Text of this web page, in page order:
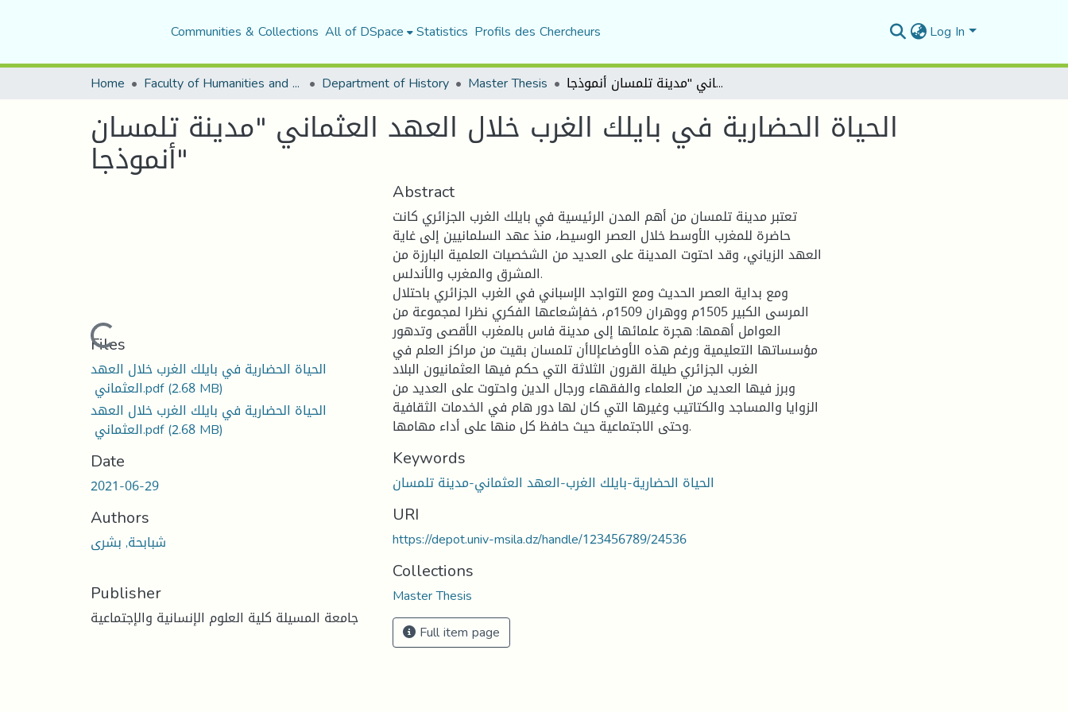
Communities & Collections All of DSpace Statistics Profils des Chercheurs Log In
Home Faculty of Humanities and Social Sciences Department of History Master Thesis الحياة الحضارية في بايلك الغرب خلال العهد العثماني "مدينة تلمسان أنموذجا"
الحياة الحضارية في بايلك الغرب خلال العهد العثماني "مدينة تلمسان
أنموذجا"
Loading...
Files
الحياة الحضارية في بايلك الغرب خلال العهد
العثماني ‏.pdf(2.68 MB)
الحياة الحضارية في بايلك الغرب خلال العهد
العثماني ‏.pdf(2.68 MB)
Date
2021-06-29
Authors
شبابحة, بشرى
Publisher
جامعة المسيلة كلية العلوم الإنسانية والإجتماعية
Abstract
تعتبر مدينة تلمسان من أهم المدن الرئيسية في بايلك الغرب الجزائري كانت
حاضرة للمغرب الأوسط خلال العصر الوسيط، منذ عهد السلمانيين إلى غاية
العهد الزياني، وقد احتوت المدينة على العديد من الشخصيات العلمية البارزة من
المشرق والمغرب والأندلس.
ومع بداية العصر الحديث ومع التواجد الإسباني في الغرب الجزائري باحتلال
المرسى الكبير 1505م ووهران 1509م، خفإشعاعها الفكري نظرا لمجموعة من
العوامل أهمها: هجرة علمائها إلى مدينة فاس بالمغرب الأقصى وتدهور
مؤسساتها التعليمية ورغم هذه الأوضاعإلاأن تلمسان بقيت من مراكز العلم في
الغرب الجزائري طيلة القرون الثلاثة التي حكم فيها العثمانيون البلاد
وبرز فيها العديد من العلماء والفقهاء ورجال الدين واحتوت على العديد من
الزوايا والمساجد والكتاتيب وغيرها التي كان لها دور هام في الخدمات الثقافية
وحتى الاجتماعية حيث حافظ كل منها على أداء مهامها.
Keywords
الحياة الحضارية-بايلك الغرب-العهد العثماني-مدينة تلمسان
URI
https://depot.univ-msila.dz/handle/123456789/24536
Collections
Master Thesis
Full item page